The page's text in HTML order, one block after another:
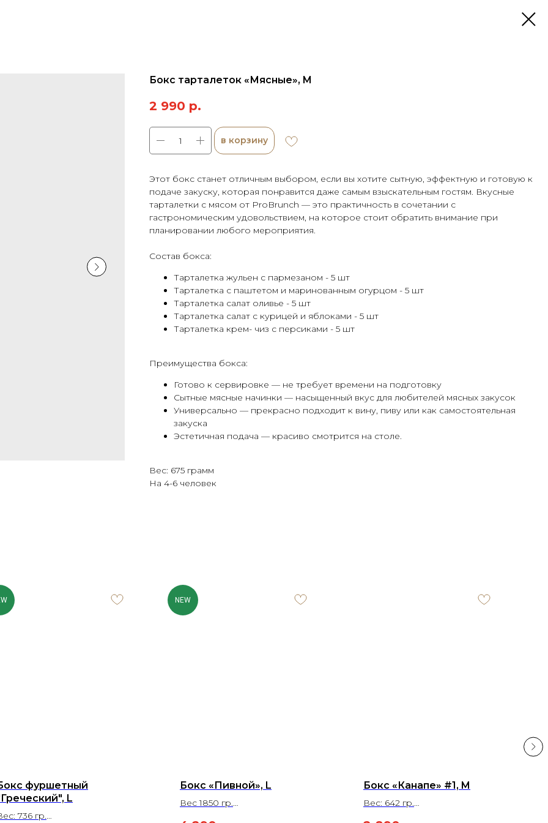
Бокс тарталеток «Мясные», M
2 990 р.
в корзину
Этот бокс станет отличным выбором, если вы хотите сытную, эффектную и готовую к
подаче закуску, которая понравится даже самым взыскательным гостям. Вкусные
тарталетки с мясом от ProBrunch — это практичность в сочетании с
гастрономическим удовольствием, на которое стоит обратить внимание при
планировании любого мероприятия.
Состав бокса:
Тарталетка жульен с пармезаном - 5 шт
Тарталетка с паштетом и маринованным огурцом - 5 шт
Тарталетка салат оливье - 5 шт
Тарталетка салат с курицей и яблоками - 5 шт
Тарталетка крем- чиз с персиками - 5 шт
Преимущества бокса:
Готово к сервировке — не требует времени на подготовку
Сытные мясные начинки — насыщенный вкус для любителей мясных закусок
Универсально — прекрасно подходит к вину, пиву или как самостоятельная
закуска
Эстетичная подача — красиво смотрится на столе.
Вес: 675 грамм
На 4-6 человек
фуршетный
L
736 гр.
NEW
Бокс «Пивной», L
Вес 1850 гр.
Бокс «Канапе» #1, M
Вес: 642 гр.